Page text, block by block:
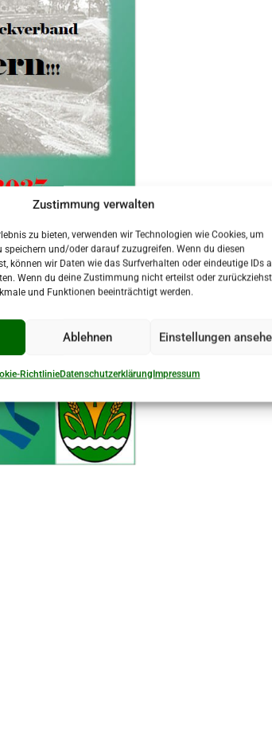
Zustimmung verwalten
zu bieten, verwenden wir Technologien wie Cookies, um
speichern und/oder darauf zuzugreifen. Wenn du diesen
können wir Daten wie das Surfverhalten oder eindeutige IDs
Wenn du deine Zustimmung nicht erteilst oder
und Funktionen beeinträchtigt werden.
Ablehnen Einstellungen
RichtlinieDatenschutzerklärungImpressum